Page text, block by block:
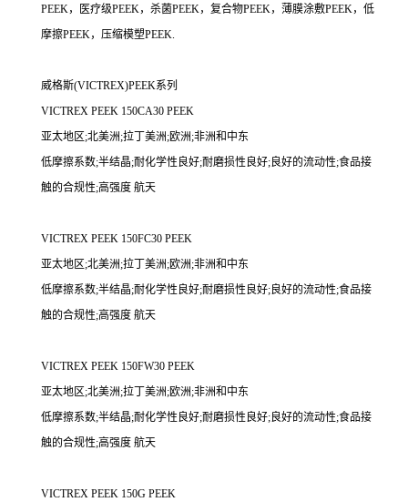
PEEK，医疗级PEEK，杀菌PEEK，复合物PEEK，薄膜涂敷PEEK，低
摩擦PEEK，压缩模塑PEEK.
威格斯(VICTREX)PEEK系列
VICTREX PEEK 150CA30 PEEK
亚太地区;北美洲;拉丁美洲;欧洲;非洲和中东
低摩擦系数;半结晶;耐化学性良好;耐磨损性良好;良好的流动性;食品接
触的合规性;高强度 航天
VICTREX PEEK 150FC30 PEEK
亚太地区;北美洲;拉丁美洲;欧洲;非洲和中东
低摩擦系数;半结晶;耐化学性良好;耐磨损性良好;良好的流动性;食品接
触的合规性;高强度 航天
VICTREX PEEK 150FW30 PEEK
亚太地区;北美洲;拉丁美洲;欧洲;非洲和中东
低摩擦系数;半结晶;耐化学性良好;耐磨损性良好;良好的流动性;食品接
触的合规性;高强度 航天
VICTREX PEEK 150G PEEK